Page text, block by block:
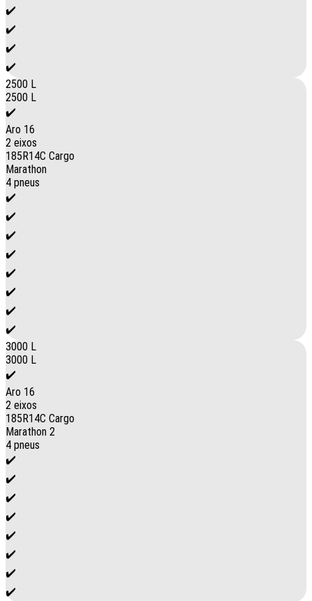
✔️
✔️
✔️
✔️
2500 L
2500 L
✔️
Aro 16
2 eixos
185R14C Cargo
Marathon
4 pneus
✔️
✔️
✔️
✔️
✔️
✔️
✔️
✔️
3000 L
3000 L
✔️
Aro 16
2 eixos
185R14C Cargo
Marathon 2
4 pneus
✔️
✔️
✔️
✔️
✔️
✔️
✔️
✔️